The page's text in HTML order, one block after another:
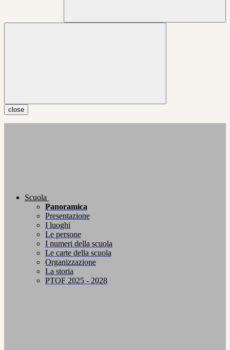
close
Scuola
Panoramica
Presentazione
I luoghi
Le persone
I numeri della scuola
Le carte della scuola
Organizzazione
La storia
PTOF 2025 - 2028